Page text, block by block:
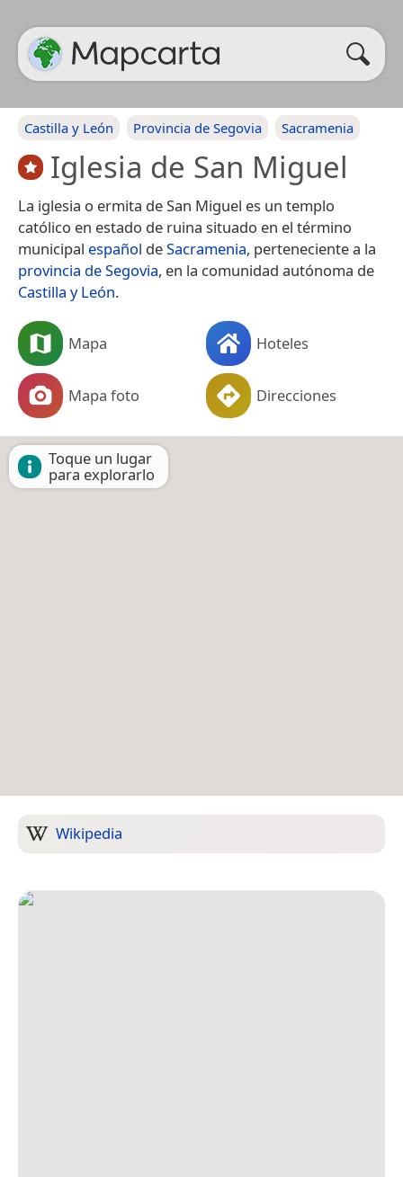
Castilla y León Provincia de Segovia Sacramenia
Iglesia de San Miguel
La iglesia o ermita de San Miguel es un templo
católico en estado de ruina​ situado en el término
municipal español deSacramenia, perteneciente a la
provincia de Segovia, en la comunidad autónoma de
Castilla y León.
Mapa Hoteles
Mapa foto Direcciones
Toque un lugar
para explorarlo
Wikipedia